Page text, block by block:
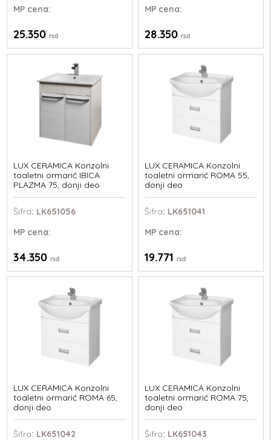
MP cena:
25.350rsd
MPcena:
28.350 rsd
LUX CERAMICA Konzolni
toaletni ormarić IBICA
PLAZMA 75, donji deo
Šifra: LK651056
MP cena:
34.350rsd
LUX CERAMICA Konzolni
toaletni ormarić ROMA 55,
donji deo
Šifra: LK651041
MPcena:
19.771 rsd
LUX CERAMICA Konzolni
toaletni ormarić ROMA 65,
donji deo
Šifra: LK651042
LUX CERAMICA Konzolni
toaletni ormarić ROMA 75,
donji deo
Šifra: LK651043